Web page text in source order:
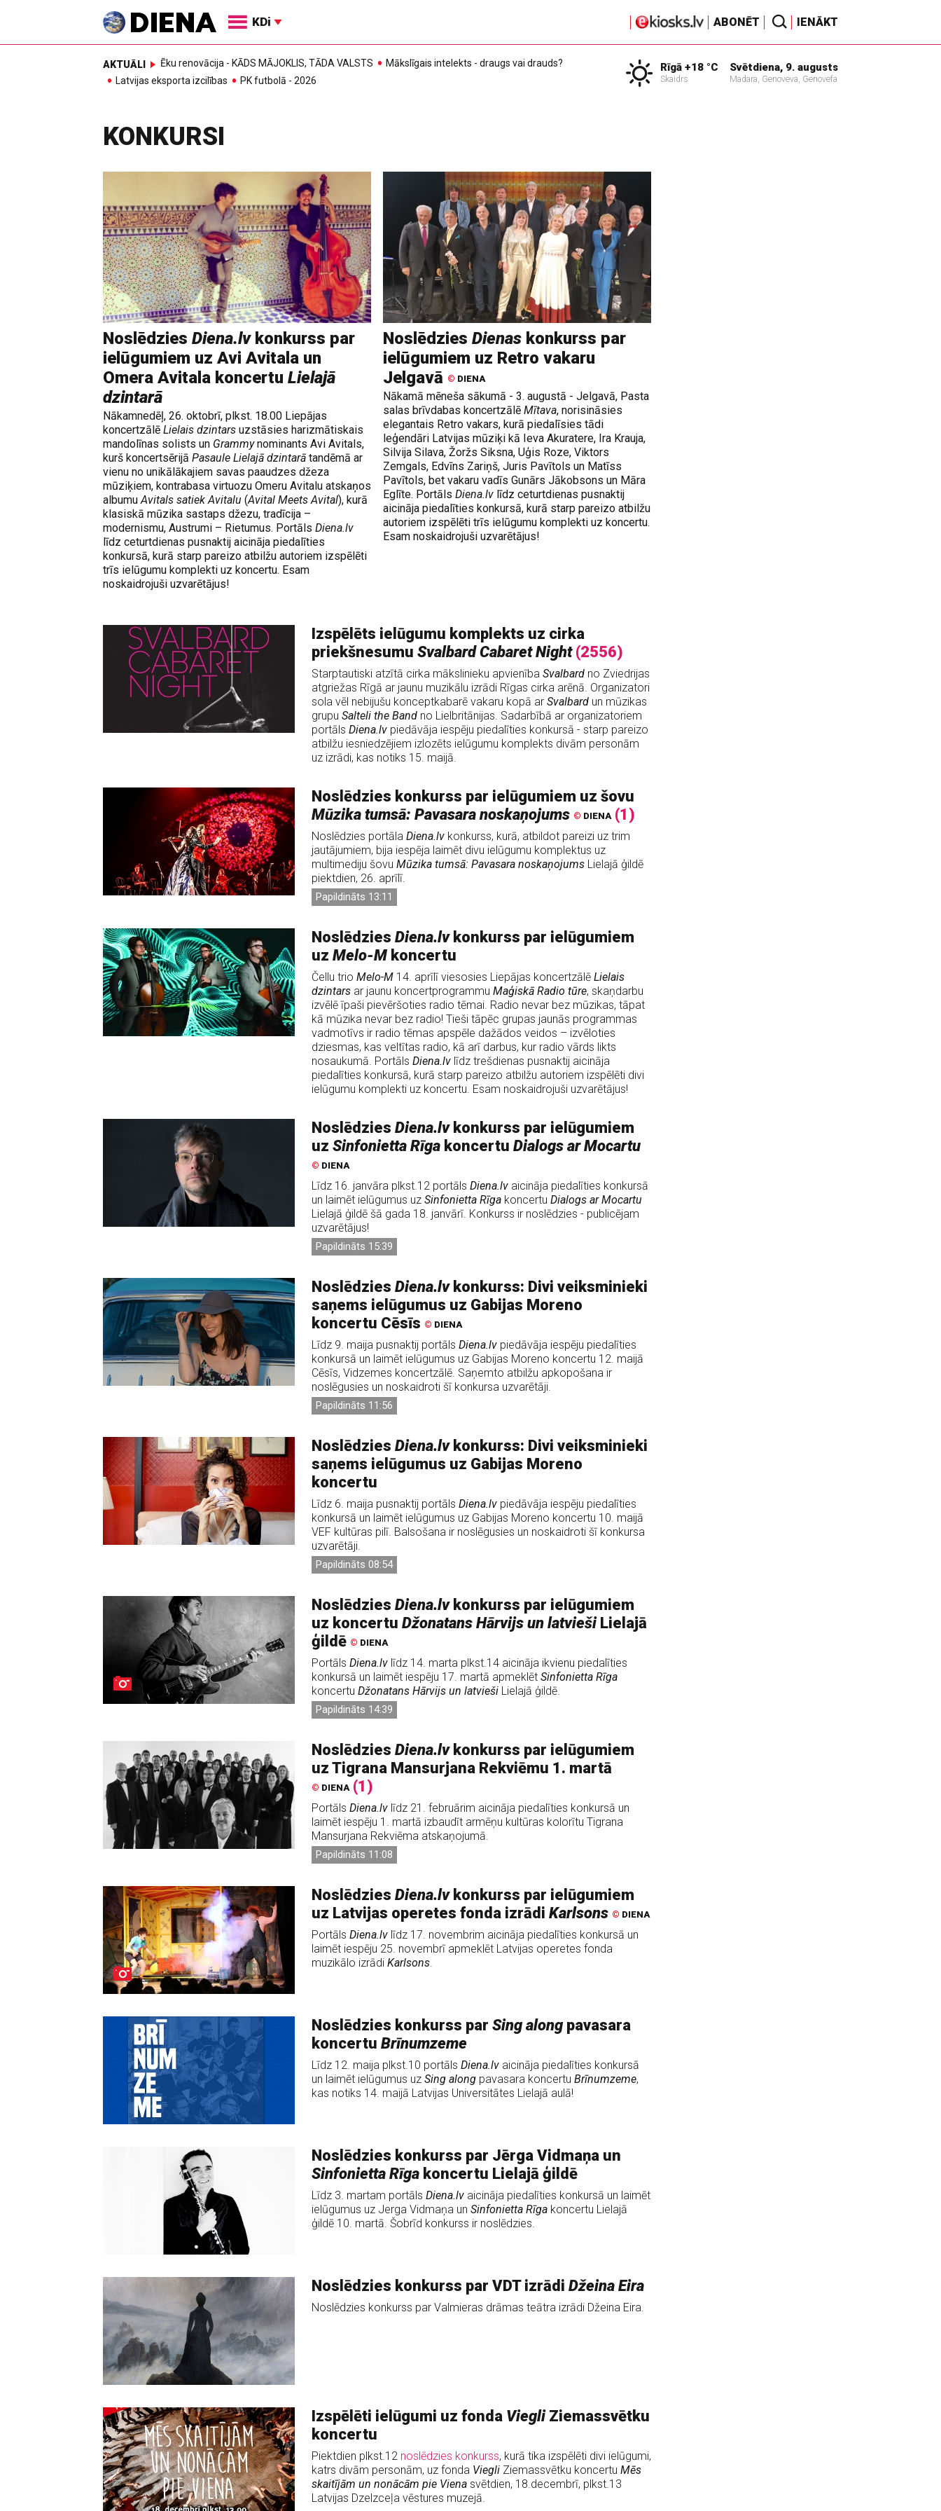
KDi ABONĒT IENĀKT
AKTUĀLI Ēku renovācija - KĀDS MĀJOKLIS, TĀDA VALSTS
Mākslīgais intelekts - draugs vai drauds?
Latvijas eksporta izcilības
PK futbolā - 2026
Rīgā +18 °C
Skaidrs
Svētdiena, 9. augusts
Madara, Genoveva, Genovefa
KONKURSI
Noslēdzies Diena.lvkonkurss par
ielūgumiem uz Avi Avitala un
Omera Avitala koncertu Lielajā
dzintarā
Nākamnedēļ, 26. oktobrī, plkst. 18.00 Liepājas
koncertzālē Lielais dzintars uzstāsies harizmātiskais
mandolīnas solists un Grammynominants Avi Avitals,
kurš koncertsērijā Pasaule Lielajā dzintarā tandēmā ar
vienu no unikālākajiem savas paaudzes džeza
mūziķiem, kontrabasa virtuozu Omeru Avitalu atskaņos
albumu Avitals satiek Avitalu (Avital Meets Avital), kurā
klasiskā mūzika sastaps džezu, tradīcija –
modernismu, Austrumi – Rietumus. Portāls Diena.lv
līdz ceturtdienas pusnaktij aicināja piedalīties
konkursā, kurā starp pareizo atbilžu autoriem izspēlēti
trīs ielūgumu komplekti uz koncertu. Esam
noskaidrojuši uzvarētājus!
NoslēdziesDienas konkurss par
ielūgumiem uz Retro vakaru
Jelgavā © DIENA
Nākamā mēneša sākumā - 3. augustā - Jelgavā, Pasta
salas brīvdabas koncertzālēMītava, norisināsies
elegantais Retro vakars, kurā piedalīsies tādi
leģendāri Latvijas mūziķi kā Ieva Akuratere, Ira Krauja,
Silvija Silava, Žoržs Siksna, Uģis Roze, Viktors
Zemgals, Edvīns Zariņš, Juris Pavītols un Matīss
Pavītols, bet vakaru vadīs Gunārs Jākobsons un Māra
Eglīte. PortālsDiena.lv līdz ceturtdienas pusnaktij
aicināja piedalīties konkursā, kurā starp pareizo atbilžu
autoriem izspēlēti trīs ielūgumu komplekti uz koncertu.
Esam noskaidrojuši uzvarētājus!
Izspēlēts ielūgumu komplekts uz cirka
priekšnesumu Svalbard Cabaret Night (2556)
Starptautiski atzītā cirka mākslinieku apvienība Svalbardno Zviedrijas
atgriežas Rīgā ar jaunu muzikālu izrādi Rīgas cirka arēnā. Organizatori
sola vēl nebijušu konceptkabarē vakaru kopā ar Svalbardun mūzikas
grupu Salteli the Bandno Lielbritānijas. Sadarbībā ar organizatoriem
portāls Diena.lvpiedāvāja iespēju piedalīties konkursā - starp pareizo
atbilžu iesniedzējiem izlozēts ielūgumu komplekts divām personām
uz izrādi, kas notiks 15. maijā.
Noslēdzies konkurss par ielūgumiem uz šovu
Mūzika tumsā: Pavasara noskaņojums © DIENA (1)
Noslēdzies portāla Diena.lvkonkurss, kurā, atbildot pareizi uz trim
jautājumiem, bija iespēja laimēt divu ielūgumu komplektus uz
multimediju šovu Mūzika tumsā: Pavasara noskaņojumsLielajā ģildē
piektdien, 26. aprīlī.
Papildināts 13:11
Noslēdzies Diena.lvkonkurss par ielūgumiem
uz Melo-Mkoncertu
Čellu trio Melo-M14. aprīlī viesosies Liepājas koncertzālē Lielais
dzintarsar jaunu koncertprogrammu Maģiskā Radio tūre, skaņdarbu
izvēlē īpaši pievēršoties radio tēmai. Radio nevar bez mūzikas, tāpat
kā mūzika nevar bez radio! Tieši tāpēc grupas jaunās programmas
vadmotīvs ir radio tēmas apspēle dažādos veidos – izvēloties
dziesmas, kas veltītas radio, kā arī darbus, kur radio vārds likts
nosaukumā. Portāls Diena.lvlīdz trešdienas pusnaktij aicināja
piedalīties konkursā, kurā starp pareizo atbilžu autoriem izspēlēti divi
ielūgumu komplekti uz koncertu. Esam noskaidrojuši uzvarētājus!
Noslēdzies Diena.lvkonkurss par ielūgumiem
uz Sinfonietta Rīgakoncertu Dialogs ar Mocartu
© DIENA
Līdz 16. janvāra plkst.12 portāls Diena.lvaicināja piedalīties konkursā
un laimēt ielūgumus uz Sinfonietta Rīgakoncertu Dialogs ar Mocartu
Lielajā ģildē šā gada 18. janvārī. Konkurss ir noslēdzies - publicējam
uzvarētājus!
Papildināts 15:39
Noslēdzies Diena.lvkonkurss: Divi veiksminieki
saņems ielūgumus uz Gabijas Moreno
koncertu Cēsīs © DIENA
Līdz 9. maija pusnaktij portāls Diena.lvpiedāvāja iespēju piedalīties
konkursā un laimēt ielūgumus uz Gabijas Moreno koncertu 12. maijā
Cēsīs, Vidzemes koncertzālē. Saņemto atbilžu apkopošana ir
noslēgusies un noskaidroti šī konkursa uzvarētāji.
Papildināts 11:56
Noslēdzies Diena.lvkonkurss: Divi veiksminieki
saņems ielūgumus uz Gabijas Moreno
koncertu
Līdz 6. maija pusnaktij portāls Diena.lvpiedāvāja iespēju piedalīties
konkursā un laimēt ielūgumus uz Gabijas Moreno koncertu 10. maijā
VEF kultūras pilī. Balsošana ir noslēgusies un noskaidroti šī konkursa
uzvarētāji.
Papildināts 08:54
Noslēdzies Diena.lvkonkurss par ielūgumiem
uz koncertu Džonatans Hārvijs un latviešiLielajā
ģildē © DIENA
Portāls Diena.lvlīdz 14. marta plkst.14 aicināja ikvienu piedalīties
konkursā un laimēt iespēju 17. martā apmeklēt Sinfonietta Rīga
koncertu Džonatans Hārvijs un latviešiLielajā ģildē.
Papildināts 14:39
Noslēdzies Diena.lvkonkurss par ielūgumiem
uz Tigrana Mansurjana Rekviēmu 1. martā
© DIENA (1)
Portāls Diena.lvlīdz 21. februārim aicināja piedalīties konkursā un
laimēt iespēju 1. martā izbaudīt armēņu kultūras kolorītu Tigrana
Mansurjana Rekviēma atskaņojumā.
Papildināts 11:08
Noslēdzies Diena.lvkonkurss par ielūgumiem
uz Latvijas operetes fonda izrādi Karlsons © DIENA
Portāls Diena.lvlīdz 17. novembrim aicināja piedalīties konkursā un
laimēt iespēju 25. novembrī apmeklēt Latvijas operetes fonda
muzikālo izrādi Karlsons.
Noslēdzies konkurss par Sing alongpavasara
koncertu Brīnumzeme
Līdz 12. maija plkst.10 portāls Diena.lvaicināja piedalīties konkursā
un laimēt ielūgumus uz Sing alongpavasara koncertu Brīnumzeme,
kas notiks 14. maijā Latvijas Universitātes Lielajā aulā!
Noslēdzies konkurss par Jērga Vidmaņa un
Sinfonietta Rīgakoncertu Lielajā ģildē
Līdz 3. martam portāls Diena.lvaicināja piedalīties konkursā un laimēt
ielūgumus uz Jerga Vidmaņa un Sinfonietta Rīgakoncertu Lielajā
ģildē 10. martā. Šobrīd konkurss ir noslēdzies.
Noslēdzies konkurss par VDT izrādi Džeina Eira
Noslēdzies konkurss par Valmieras drāmas teātra izrādi Džeina Eira.
Izspēlēti ielūgumi uz fonda ViegliZiemassvētku
koncertu
Piektdien plkst.12 noslēdzies konkurss, kurā tika izspēlēti divi ielūgumi,
katrs divām personām, uz fonda ViegliZiemassvētku koncertu Mēs
skaitījām un nonācām pie Vienasvētdien, 18.decembrī, plkst.13
Latvijas Dzelzceļa vēstures muzejā.